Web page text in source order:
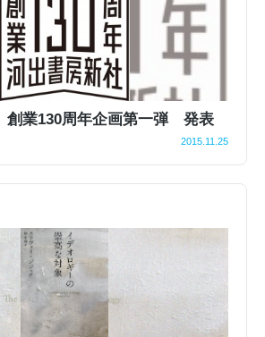
業130周年企画第一弾 発表
2015.11.25